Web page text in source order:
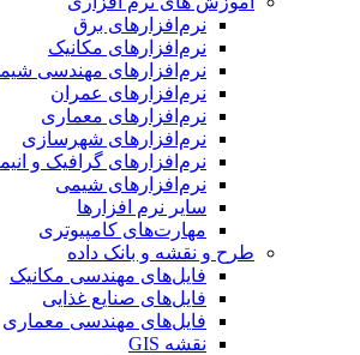
نرم‌افزارهای برق
نرم‌افزارهای مکانیک
نرم‌افزارهای مهندسی شیمی
نرم‌افزارهای عمران
نرم‌افزارهای معماری
نرم‌افزارهای شهرسازی
نرم‌افزارهای گرافیک و انیمیشن
نرم‌افزارهای شیمی
سایر نرم افزارها
مهارت‌های کامپیوتری
طرح و نقشه و بانک داده
فایل‌های مهندسی مکانیک
فایل‌های صنایع غذایی
فایل‌های مهندسی معماری
نقشه GIS